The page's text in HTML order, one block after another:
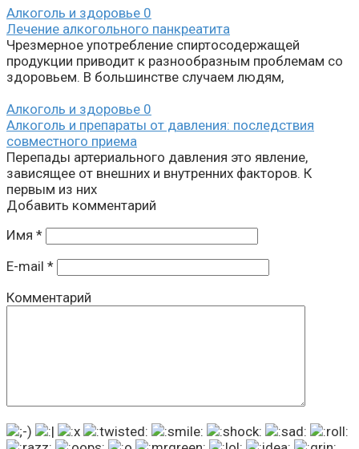
Алкоголь и здоровье 0
Лечение алкогольного панкреатита
Чрезмерное употребление спиртосодержащей
продукции приводит к разнообразным проблемам со
здоровьем. В большинстве случаем людям,
Алкоголь и здоровье 0
Алкоголь и препараты от давления: последствия
совместного приема
Перепады артериального давления это явление,
зависящее от внешних и внутренних факторов. К
первым из них
Добавить комментарий
Имя *
E-mail *
Комментарий